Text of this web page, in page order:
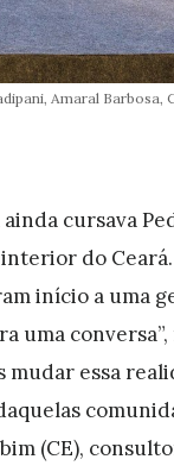
Amaral Barbosa,
ainda cursava
interior do
início a uma
uma
mudar essa
(CE),